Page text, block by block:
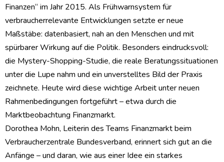
Finanzen“ im Jahr 2015. Als Frühwarnsystem für
verbraucherrelevante Entwicklungen setzte er neue
Maßstäbe: datenbasiert, nah an den Menschen und mit
spürbarer Wirkung auf die Politik. Besonders eindrucksvoll:
die Mystery-Shopping-Studie, die reale Beratungssituationen
unter die Lupe nahm und ein unverstelltes Bild der Praxis
zeichnete. Heute wird diese wichtige Arbeit unter neuen
Rahmenbedingungen fortgeführt – etwa durch die
Marktbeobachtung Finanzmarkt.
Dorothea Mohn, Leiterin des Teams Finanzmarkt beim
Verbraucherzentrale Bundesverband, erinnert sich gut an die
Anfänge – und daran, wie aus einer Idee ein starkes